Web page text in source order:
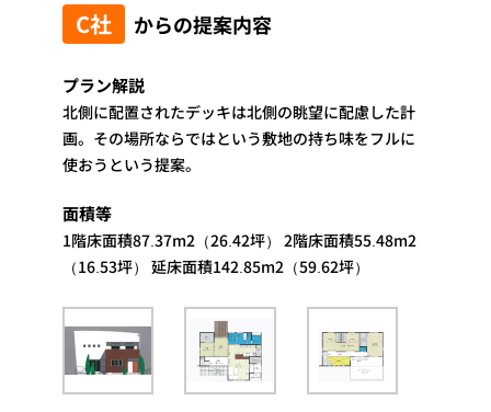
C社 からの提案内容
プラン解説
北側に配置されたデッキは北側の眺望に配慮した計
画。その場所ならではという敷地の持ち味をフルに
使おうという提案。
面積等
1階床面積87.37m2（26.42坪） 2階床面積55.48m2
（16.53坪） 延床面積142.85m2（59.62坪）